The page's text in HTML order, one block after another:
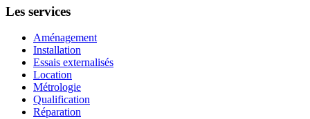
Les services
Aménagement
Installation
Essais externalisés
Location
Métrologie
Qualification
Réparation